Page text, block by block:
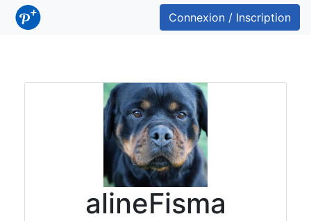
Connexion / Inscription
alineFisma